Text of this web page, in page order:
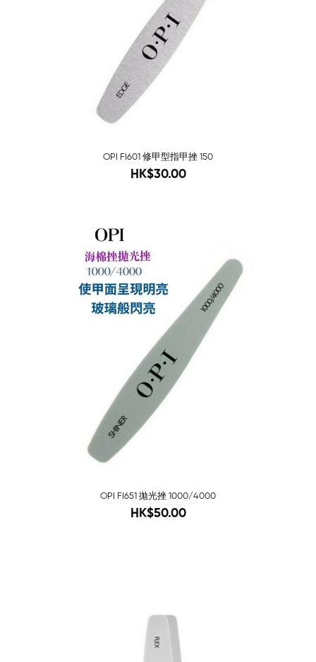
OPI FI601 修甲型指甲挫 150
38
HK$30.00
OPI FI651 拋光挫 1000/4000
58
HK$50.00